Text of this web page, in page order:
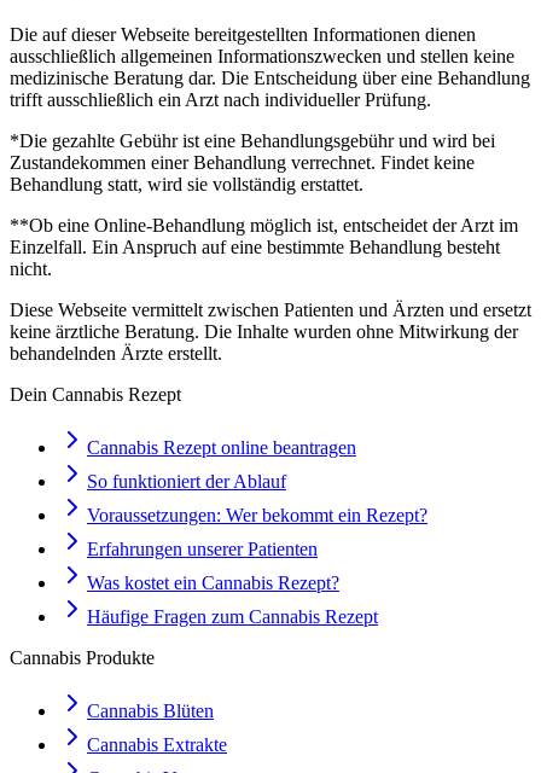
Die auf dieser Webseite bereitgestellten Informationen dienen
ausschließlich allgemeinen Informationszwecken und stellen keine
medizinische Beratung dar. Die Entscheidung über eine Behandlung
trifft ausschließlich ein Arzt nach individueller Prüfung.
*Die gezahlte Gebühr ist eine Behandlungsgebühr und wird bei
Zustandekommen einer Behandlung verrechnet. Findet keine
Behandlung statt, wird sie vollständig erstattet.
**Ob eine Online-Behandlung möglich ist, entscheidet der Arzt im
Einzelfall. Ein Anspruch auf eine bestimmte Behandlung besteht
nicht.
Diese Webseite vermittelt zwischen Patienten und Ärzten und ersetzt
keine ärztliche Beratung. Die Inhalte wurden ohne Mitwirkung der
behandelnden Ärzte erstellt.
Dein Cannabis Rezept
Cannabis Rezept online beantragen
So funktioniert der Ablauf
Voraussetzungen: Wer bekommt ein Rezept?
Erfahrungen unserer Patienten
Was kostet ein Cannabis Rezept?
Häufige Fragen zum Cannabis Rezept
Cannabis Produkte
Cannabis Blüten
Cannabis Extrakte